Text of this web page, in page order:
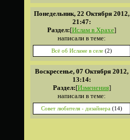
Понедельник, 22 Октября 2012,
21:47:
Раздел:[Ислам в Храхе]
написали в теме:
Всё об Исламе в селе (2)
Воскресенье, 07 Октября 2012,
13:14:
Раздел:[Изменения]
написали в теме:
Совет любителя - дизайнера (14)